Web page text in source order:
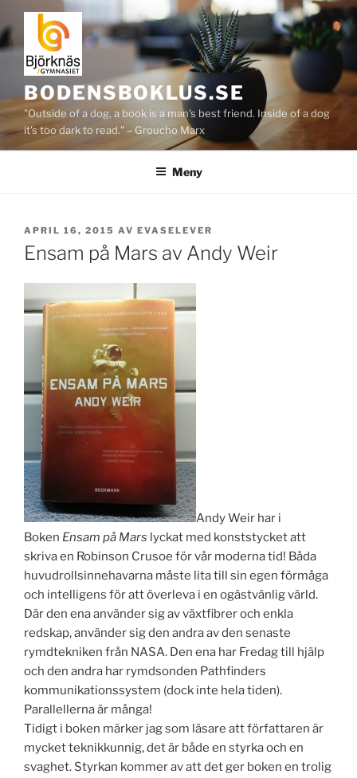
Hoppa
till
innehåll
BODENSBOKLUS.SE
"Outside of a dog, a book is a man's best friend. Inside of a dog
it's too dark to read." – Groucho Marx
Meny
PUBLICERAT
APRIL 16, 2015 AV EVASELEVER
Ensam på Mars av Andy Weir
Andy Weir har i
Boken Ensam på Mars lyckat med konststycket att
skriva en Robinson Crusoe för vår moderna tid! Båda
huvudrollsinnehavarna måste lita till sin egen förmåga
och intelligens för att överleva i en ogästvänlig värld.
Där den ena använder sig av växtfibrer och enkla
redskap, använder sig den andra av den senaste
rymdtekniken från NASA. Den ena har Fredag till hjälp
och den andra har rymdsonden Pathfinders
kommunikationssystem (dock inte hela tiden).
Parallellerna är många!
Tidigt i boken märker jag som läsare att författaren är
mycket teknikkunnig, det är både en styrka och en
svaghet. Styrkan kommer av att det ger boken en trolig